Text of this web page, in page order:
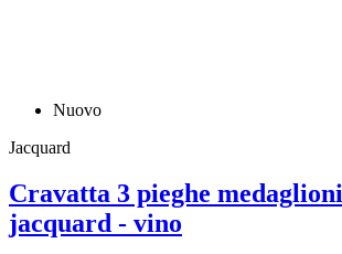
Nuovo
Jacquard
Cravatta 3 pieghe
jacquard - vino